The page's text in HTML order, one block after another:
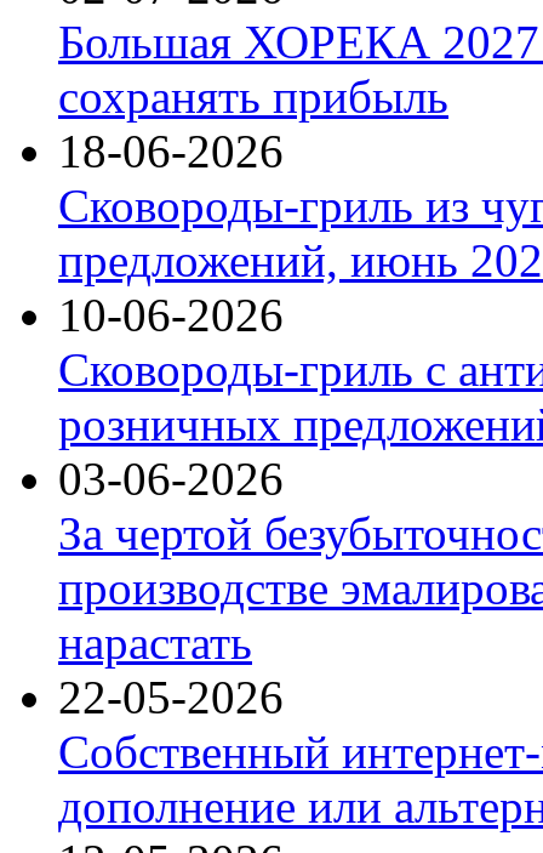
Большая ХОРЕКА 2027:
сохранять прибыль
18-06-2026
Сковороды-гриль из
предложений, июнь
10-06-2026
Сковороды-гриль с
розничных
03-06-2026
За чертой
производстве
нарастать
22-05-2026
Собственный
дополнение или